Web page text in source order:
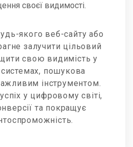
своєї видимості.
якого веб-сайту або
залучити цільовий
свою видимість у
пошукова
інструментом.
у цифровому світі,
та покращує